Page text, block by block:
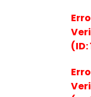
(ID: